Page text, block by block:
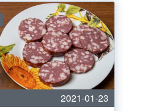
2021-01-23